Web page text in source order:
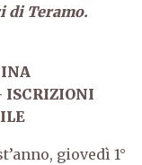
di Teramo.
ISCRIZIONI
giovedì 1°